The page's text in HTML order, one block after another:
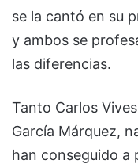
se la cantó en su
y ambos se
las diferencias.
Tanto Carlos
García Márquez,
han conseguido a